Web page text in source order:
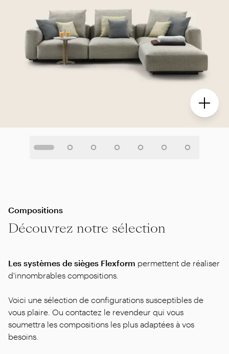
Compositions
Découvrez notre sélection
Les systèmes de sièges Flexform permettent de réaliser
d'innombrables compositions.
Voici une sélection de configurations susceptibles de
vous plaire. Ou contactez le revendeur qui vous
soumettra les compositions les plus adaptées à vos
besoins.